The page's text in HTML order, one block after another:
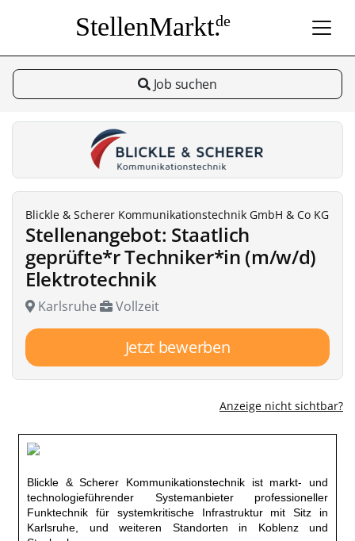
StellenMarkt.de
Job suchen
Blickle & Scherer Kommunikationstechnik GmbH & Co KG
Stellenangebot: Staatlich
geprüfte*r Techniker*in (m/w/d)
Elektrotechnik
Karlsruhe Vollzeit
Jetzt bewerben
Anzeige nicht sichtbar?